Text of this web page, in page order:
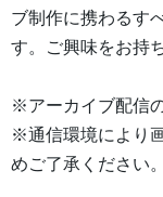
ブ制作に携わるす
す。ご興味をお持
※アーカイブ配信
※通信環境により
めご了承ください。